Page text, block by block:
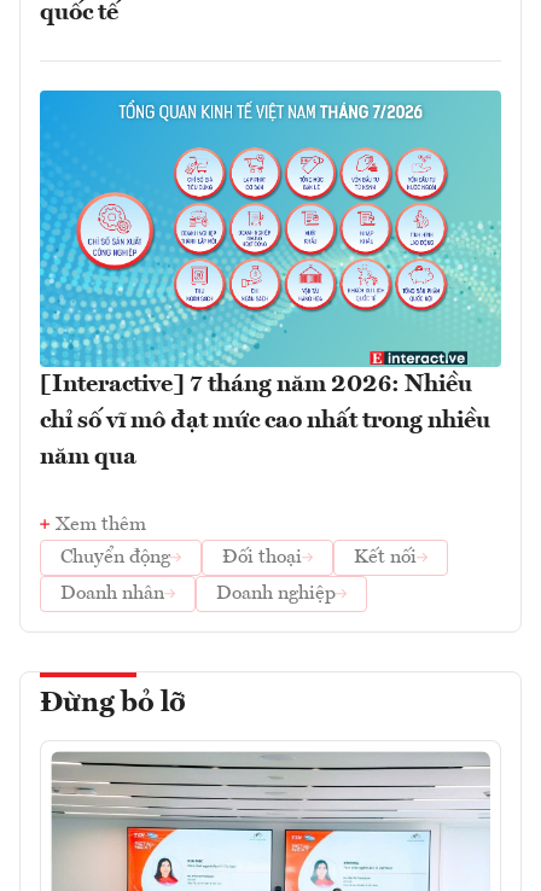
quốc tế
[Interactive] 7 tháng năm 2026: Nhiều
chỉ số vĩ mô đạt mức cao nhất trong nhiều
năm qua
Xem thêm
Chuyển động
Đối thoại
Kết nối
Doanh nhân
Doanh nghiệp
Đừng bỏ lỡ